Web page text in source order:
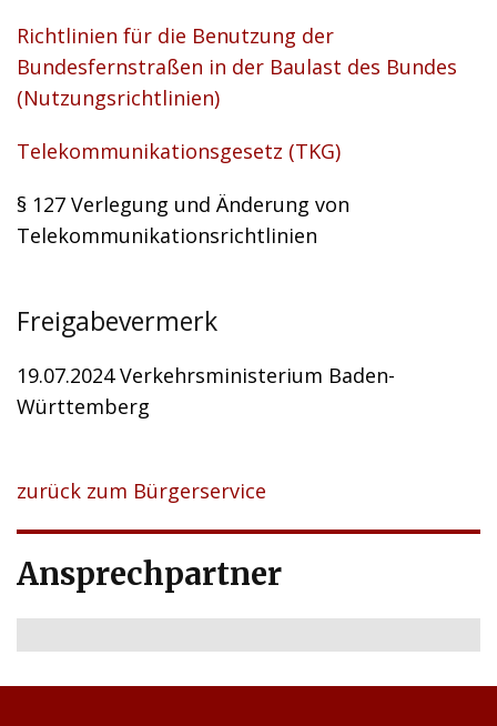
Richtlinien für die Benutzung der
Bundesfernstraßen in der Baulast des Bundes
(Nutzungsrichtlinien)
Telekommunikationsgesetz (TKG)
§ 127 Verlegung und Änderung von
Telekommunikationsrichtlinien
Freigabevermerk
19.07.2024 Verkehrsministerium Baden-
Württemberg
zurück zum Bürgerservice
Ansprechpartner